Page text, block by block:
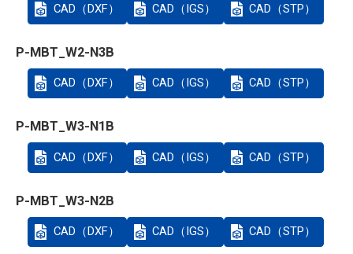
CAD（DXF） CAD（IGS） CAD（STP）
P-MBT_W2-N3B
CAD（DXF） CAD（IGS） CAD（STP）
P-MBT_W3-N1B
CAD（DXF） CAD（IGS） CAD（STP）
P-MBT_W3-N2B
CAD（DXF） CAD（IGS） CAD（STP）